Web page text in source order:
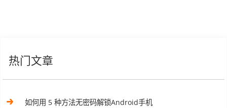
热门文章
如何用 5 种方法无密码解锁Android手机